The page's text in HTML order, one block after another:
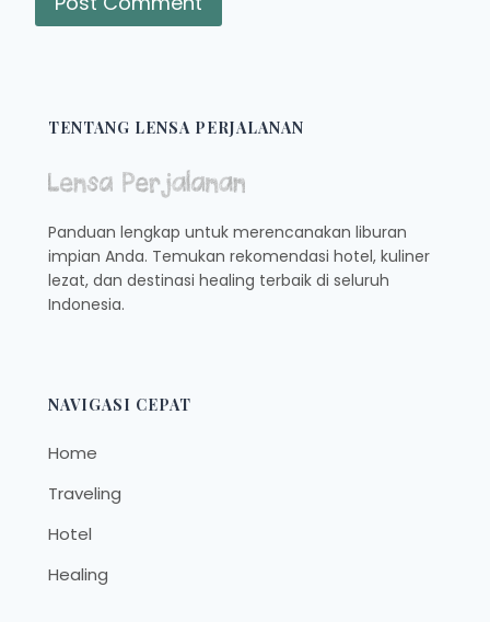
TENTANG LENSA PERJALANAN
Panduan lengkap untuk merencanakan liburan
impian Anda. Temukan rekomendasi hotel, kuliner
lezat, dan destinasi healing terbaik di seluruh
Indonesia.
NAVIGASI CEPAT
Home
Traveling
Hotel
Healing